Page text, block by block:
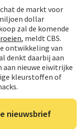
de markt voor
dollar
zal de komende
, meldt CBS.
ontwikkeling van
denkt daarbij aan
aan nieuwe eiwitrijke
kleurstoffen of
nieuwsbrief